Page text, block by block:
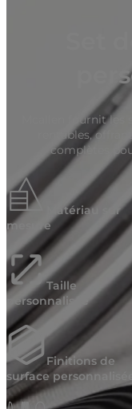
Mcallen fournit les
rentables,
complètes
Matériau sur
mesure
Taille
personnalisée
Finitions de
surface